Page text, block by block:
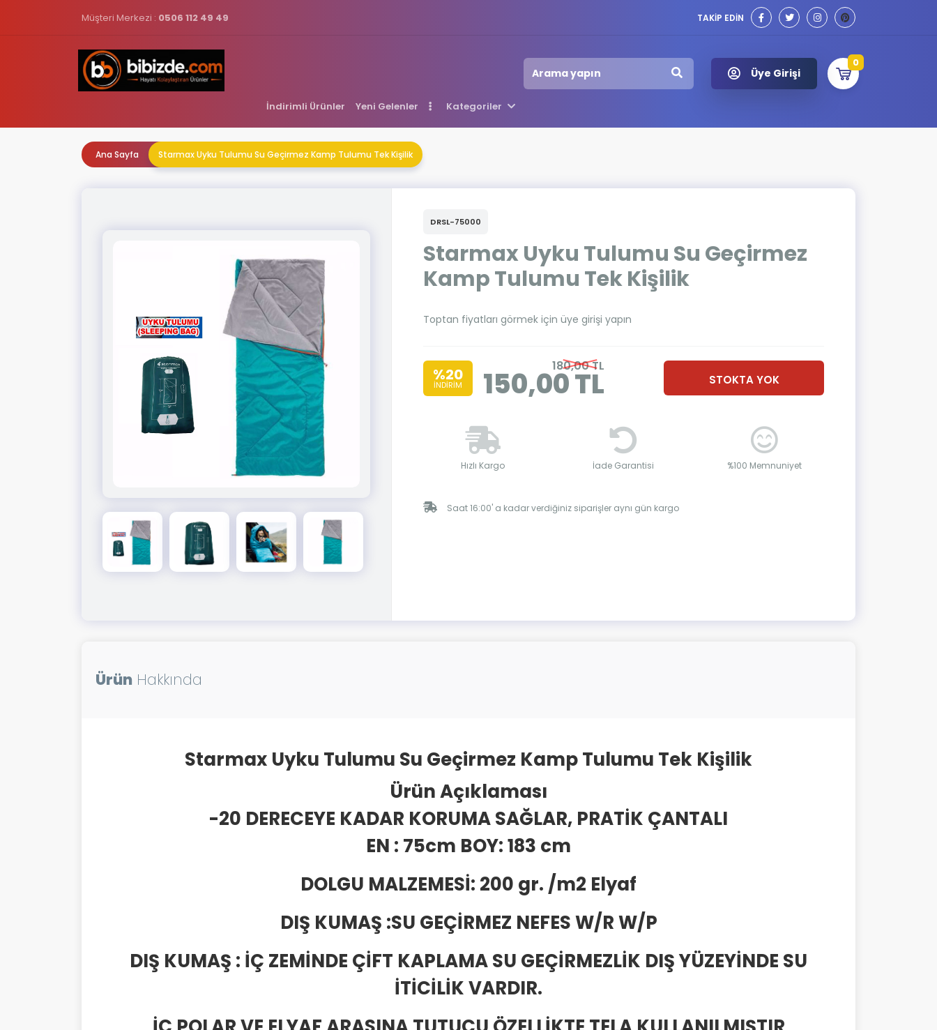
Müşteri Merkezi : 0506 112 49 49 TAKİP EDİN
0
Üye Girişi
İndirimli Ürünler Yeni Gelenler Kategoriler
Ana Sayfa Starmax Uyku Tulumu Su Geçirmez Kamp Tulumu Tek Kişilik
DRSL-75000
Starmax Uyku Tulumu Su Geçirmez
Kamp Tulumu Tek Kişilik
Toptan fiyatları görmek için üye girişi yapın
%20
İNDİRİM
180,00 TL
150,00 TL STOKTA YOK
Hızlı Kargo İade Garantisi %100 Memnuniyet
Saat 16:00' a kadar verdiğiniz siparişler aynı gün kargo
Ürün Hakkında
Starmax Uyku Tulumu Su Geçirmez Kamp Tulumu Tek Kişilik
Ürün Açıklaması
-20 DERECEYE KADAR KORUMA SAĞLAR, PRATİK ÇANTALI
EN : 75cm BOY: 183 cm
DOLGU MALZEMESİ: 200 gr. /m2 Elyaf
DIŞ KUMAŞ :SU GEÇİRMEZ NEFES W/R W/P
DIŞ KUMAŞ : İÇ ZEMİNDE ÇİFT KAPLAMA SU GEÇİRMEZLİK DIŞ YÜZEYİNDE SU
İTİCİLİK VARDIR.